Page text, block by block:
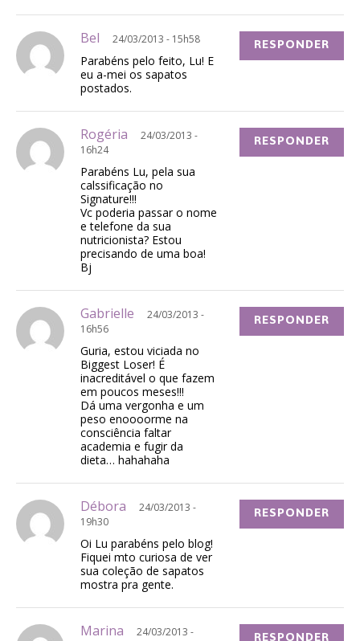
Bel 24/03/2013 - 15h58
Parabéns pelo feito, Lu! E
eu a-mei os sapatos
postados.
RESPONDER
Rogéria
24/03/2013 -
16h24
Parabéns Lu, pela sua
calssificação no
Signature!!!
Vc poderia passar o nome
e telefone da sua
nutricionista? Estou
precisando de uma boa!
Bj
RESPONDER
Gabrielle
24/03/2013 -
16h56
Guria, estou viciada no
Biggest Loser! É
inacreditável o que fazem
em poucos meses!!!
Dá uma vergonha e um
peso enoooorme na
consciência faltar
academia e fugir da
dieta… hahahaha
RESPONDER
Débora
24/03/2013 -
19h30
Oi Lu parabéns pelo blog!
Fiquei mto curiosa de ver
sua coleção de sapatos
mostra pra gente.
RESPONDER
Marina
24/03/2013 -
RESPONDER